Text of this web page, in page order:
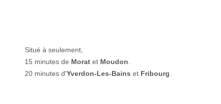
Situé à seulement,
15 minutes de Morat et Moudon
20 minutes d'Yverdon-Les-Bains et Fribourg